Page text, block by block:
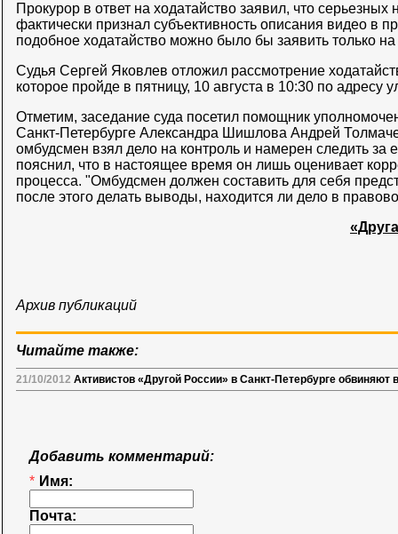
Прокурор в ответ на ходатайство заявил, что
фактически признал субъективность описания видео в
подобное ходатайство можно было бы заявить только
Судья Сергей Яковлев отложил рассмотрение
которое пройде в пятницу, 10 августа в 10:30 по адресу
Отметим, заседание суда посетил помощник
Санкт-Петербурге Александра Шишлова Андрей
омбудсмен взял дело на контроль и намерен следить за
пояснил, что в настоящее время он лишь оценивает
процесса. "Омбудсмен должен составить для себя
после этого делать выводы, находится ли дело в
Архив публикаций
Читайте также:
21/10/2012 Активистов «Другой России» в Санкт-Петербурге обвиняют
Добавить комментарий:
* Имя:
Почта: